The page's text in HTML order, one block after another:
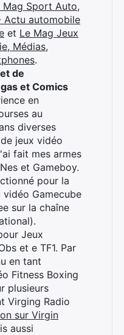
Mag Sport Auto,
Actu automobile
et Le Mag Jeux
Médias,
.
de
et Comics
en
au
diverses
jeux vidéo
fait mes armes
et Gameboy.
pour la
Gamecube
sur la chaîne
Jeux
et e TF1. Par
en tant
Fitness Boxing
plusieurs
Virging Radio
sur Virgin
aussi